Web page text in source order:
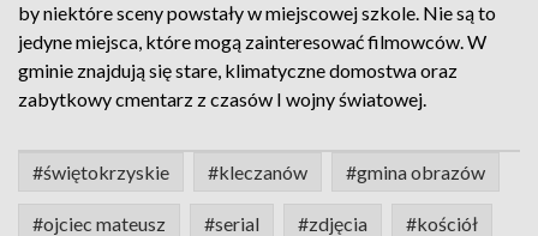
by niektóre sceny powstały w miejscowej szkole. Nie są to
jedyne miejsca, które mogą zainteresować filmowców. W
gminie znajdują się stare, klimatyczne domostwa oraz
zabytkowy cmentarz z czasów I wojny światowej.
#świętokrzyskie #kleczanów #gmina obrazów
#ojciec mateusz #serial #zdjęcia #kościół